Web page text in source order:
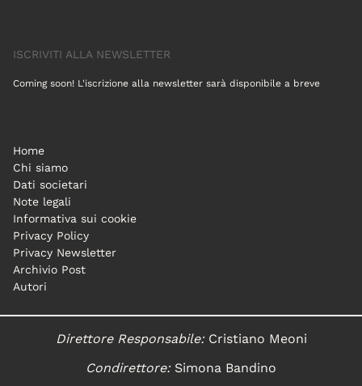
ISCRIVITI ALLA NEWSLETTER
Coming soon! L'iscrizione alla newsletter sarà disponibile a breve
Home
Chi siamo
Dati societari
Note legali
Informativa sui cookie
Privacy Policy
Privacy Newsletter
Archivio Post
Autori
Direttore Responsabile:Cristiano Meoni
Condirettore:Simona Bandino